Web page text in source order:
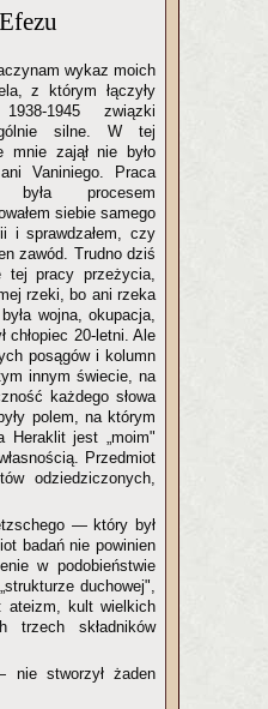
wykaz moich
z którym łączyły
1945 związki
silne. W tej
mnie zajął nie było
Vaniniego. Praca
procesem
siebie samego
i sprawdzałem, czy
zawód. Trudno dziś
tej pracy przeżycia,
rzeki, bo ani rzeka
wojna, okupacja,
20-letni. Ale
posągów i kolumn
innym świecie, na
każdego słowa
polem, na którym
Heraklit jest „moim"
Przedmiot
odziedziczonych,
— który był
badań nie powinien
w podobieństwie
duchowej",
ateizm, kult wielkich
składników
stworzył żaden